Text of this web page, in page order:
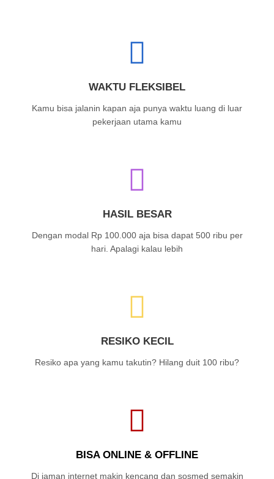
WAKTU FLEKSIBEL
Kamu bisa jalanin kapan aja punya waktu luang di luar
pekerjaan utama kamu
HASIL BESAR
Dengan modal Rp 100.000 aja bisa dapat 500 ribu per
hari. Apalagi kalau lebih
RESIKO KECIL
Resiko apa yang kamu takutin? Hilang duit 100 ribu?
BISA ONLINE & OFFLINE
Di jaman internet makin kencang dan sosmed semakin